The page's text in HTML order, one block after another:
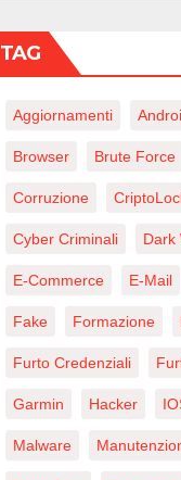
TAG
Aggiornamenti
Browser Brute Force
Corruzione
Cyber Criminali Dark
E-Commerce E-Mail
Fake Formazione
Furto Credenziali
Garmin Hacker
Malware